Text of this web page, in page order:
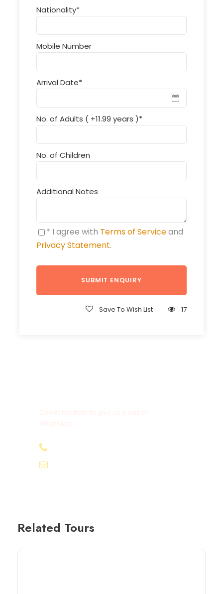
Nationality*
Mobile Number
Arrival Date*
No. of Adults ( +11.99 years )*
No. of Children
Additional Notes
* I agree with Terms of Serviceand
Privacy Statement.
Save To Wish List 17
Related Tours